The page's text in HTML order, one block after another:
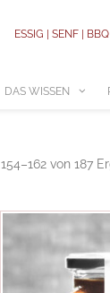
ESSIG | SENF |
DAS WISSEN
154–162 von 187